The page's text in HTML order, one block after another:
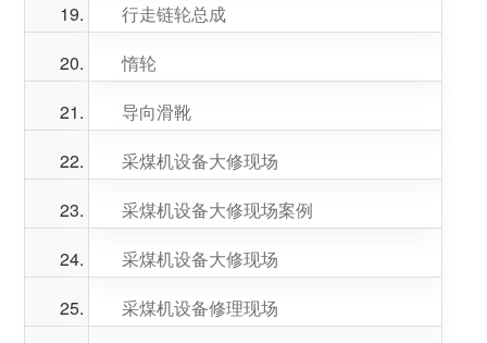
行走链轮总成
惰轮
导向滑靴
采煤机设备大修现场
采煤机设备大修现场案例
采煤机设备大修现场
采煤机设备修理现场